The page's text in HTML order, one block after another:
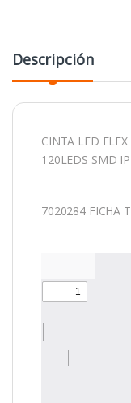
Descripción
CINTA LED
120LEDS SMD
7020284 FICHA